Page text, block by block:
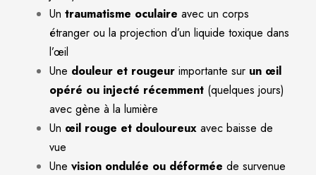
Un traumatisme oculaire avec un corps
étranger ou la projection d’un liquide toxique dans
l’œil
Une douleur et rougeur importante sur un œil
opéré ou injecté récemment (quelques jours)
avec gène à la lumière
Un œil rouge et douloureux avec baisse de
vue
Une vision ondulée ou déformée de survenue